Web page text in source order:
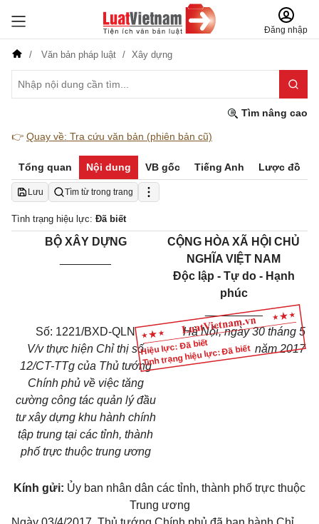
Đăng nhập
Văn bản pháp luật Xây dựng
Tìm nâng cao
👉 Quay về: Tra cứu văn bản (phiên bản cũ)
Tổng quan Nội dung VB gốc Tiếng Anh Lược đồ
Lưu Tìm từ trong trang
Tình trạng hiệu lực: Đã biết
Hiệu lực: Đã biết
Tình trạng hiệu lực: Đã biết
BỘ XÂY DỰNG
CỘNG HÒA XÃ HỘI CHỦ
NGHĨA VIỆT NAM
Độc lập - Tự do - Hạnh
phúc
_________
Số: 1221/BXD-QLN
V/vthực hiện Chỉthị số
12/CT-TTg của Thủ tướng
Chính phủ về việc tăng
cường công tác quản lý đầu
tư xây dựng khu hành chính
tập trung tại các tỉnh, thành
phố trực thuộc trung ương
Hà Nội, ngày30 tháng 5
năm2017
Kính gửi: Ủy ban nhân dân các tỉnh, thành phố trực thuộc
Trung ương